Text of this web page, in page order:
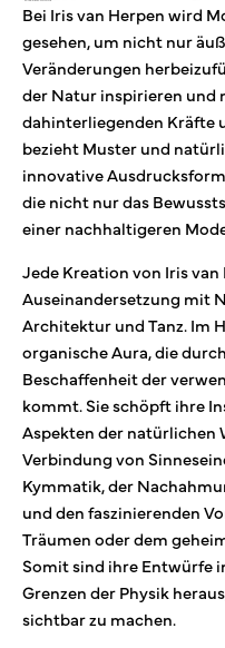
Bei Iris van Herpen wird
gesehen, um nicht nur
Veränderungen
der Natur inspirieren und
dahinterliegenden Kräfte
bezieht Muster und
innovative
die nicht nur das
einer nachhaltigeren
Jede Kreation von Iris
Auseinandersetzung mit
Architektur und Tanz. Im
organische Aura, die
Beschaffenheit der
kommt. Sie schöpft ihre
Aspekten der natürlichen
Verbindung von
Kymmatik, der
und den faszinierenden
Träumen oder dem
Somit sind ihre Entwürfe
Grenzen der Physik
sichtbar zu machen.